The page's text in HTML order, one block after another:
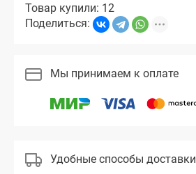
Товар купили: 12
Поделиться:
Мы принимаем к оплате
Удобные способы доставки